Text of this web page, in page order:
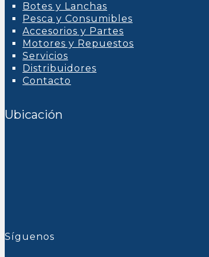
Botes y Lanchas
Pesca y Consumibles
Accesorios y Partes
Motores y Repuestos
Servicios
Distribuidores
Contacto
Ubicación
Síguenos